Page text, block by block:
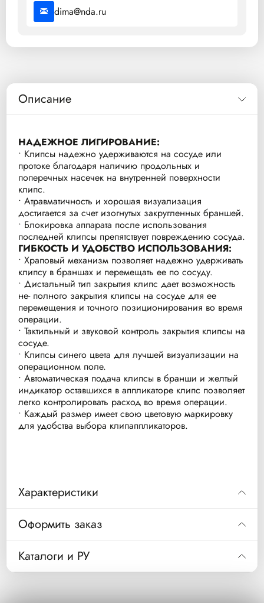
dima@nda.ru
Описание
Характеристики
Оформить заказ
Каталоги и РУ
НАДЕЖНОЕ ЛИГИРОВАНИЕ:
• Клипсы надежно удерживаются на сосуде или
протоке благодаря наличию продольных и
поперечных насечек на внутренней поверхности
клипс.
• Атравматичность и хорошая визуализация
достигается за счет изогнутых закругленных браншей.
• Блокировка аппарата после использования
последней клипсы препятствует повреждению сосуда.
ГИБКОСТЬ И УДОБСТВО ИСПОЛЬЗОВАНИЯ:
• Храповый механизм позволяет надежно удерживать
клипсу в браншах и перемещать ее по сосуду.
• Дистальный тип закрытия клипс дает возможность
не- полного закрытия клипсы на сосуде для ее
перемещения и точного позиционирования во время
операции.
• Тактильный и звуковой контроль закрытия клипсы на
сосуде.
• Клипсы синего цвета для лучшей визуализации на
операционном поле.
• Автоматическая подача клипсы в бранши и желтый
индикатор оставшихся в аппликаторе клипс позволяет
легко контролировать расход во время операции.
• Каждый размер имеет свою цветовую маркировку
для удобства выбора клипаппликаторов.
ОСНОВНЫЕ ХАРАКТЕРИСТИКИ:
Клипсы: V-образная форма. Длина
закрытой клипсы: 3,8 мм; 6,0 мм; 10,8 мм.
Апертура открытой клипсы: 2,1 мм; 4,3 мм;
Код MCS20
Клипсонакладыватель (клипаппликатор)